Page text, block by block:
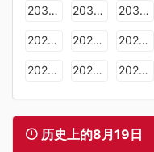
2036年日历表 2035年日历表 2034年日历表
2029年日历表 2028年日历表 2027年日历表
2022年日历表 2021年日历表 2020年日历表
历史上的8月19日